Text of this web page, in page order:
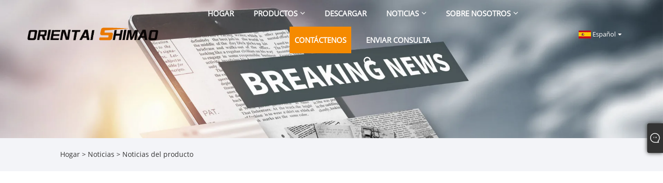
HOGAR PRODUCTOS DESCARGAR NOTICIAS SOBRE NOSOTROS
CONTÁCTENOS ENVIAR CONSULTA
Español
Hogar > Noticias > Noticias del producto